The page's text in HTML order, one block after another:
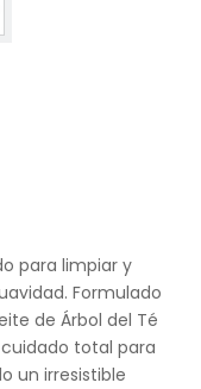
para limpiar y
Formulado
de Árbol del Té
total para
un irresistible